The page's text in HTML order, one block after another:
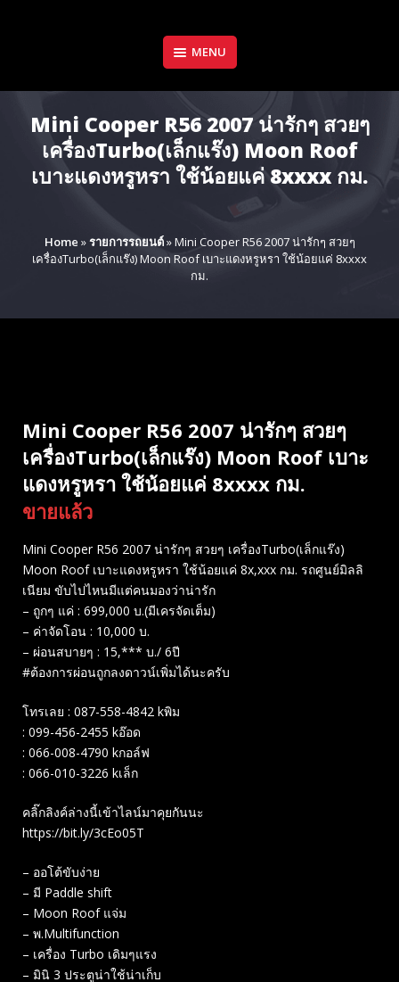
MENU
Mini Cooper R56 2007 น่ารักๆ สวยๆ
เครื่องTurbo(เล็กแร๊ง)​ Moon Roof
เบาะแดงหรูหรา ใช้น้อยแค่ 8xxxx กม.
Home »รายการรถยนต์»Mini Cooper R56 2007 น่ารักๆ สวยๆ
เครื่องTurbo(เล็กแร๊ง)​ Moon Roof เบาะแดงหรูหรา ใช้น้อยแค่ 8xxxx
กม.
Mini Cooper R56 2007 น่ารักๆ สวยๆ
เครื่องTurbo(เล็กแร๊ง)​ Moon Roof เบาะ
แดงหรูหรา ใช้น้อยแค่ 8xxxx กม.
ขายแล้ว
Mini Cooper R56 2007 น่ารักๆ สวยๆ เครื่องTurbo(เล็กแร๊ง)​
Moon Roof เบาะแดงหรูหรา ใช้น้อยแค่ 8x,xxx กม. รถศูนย์มิลลิ
เนียม ขับไปไหนมีแต่คนมองว่าน่ารัก
– ถูกๆ​ แค่​ : 699,000 บ.(มีเครจัดเต็ม)​
– ค่าจัดโอน : 10,000 บ.
– ผ่อนสบายๆ : 15,*** บ./ 6ปี
#ต้องการผ่อนถูกลงดาวน์เพิ่มได้นะครับ
โทรเลย : 087-558-4842 kพิม
: 099-456-2455 kอ๊อด
: 066-008-4790 kกอล์ฟ
: 066-010-3226 kเล็ก
คลิ๊กลิงค์ล่างนี้เข้าไลน์มาคุยกันนะ
https://bit.ly/3cEo05T
– ออโต้ขับง่าย
– มี Paddle shift
– Moon Roof แจ่ม
– พ.Multifunction
– เครื่อง Turbo เดิมๆแรง
– มินิ 3 ประตูน่าใช้น่าเก็บ